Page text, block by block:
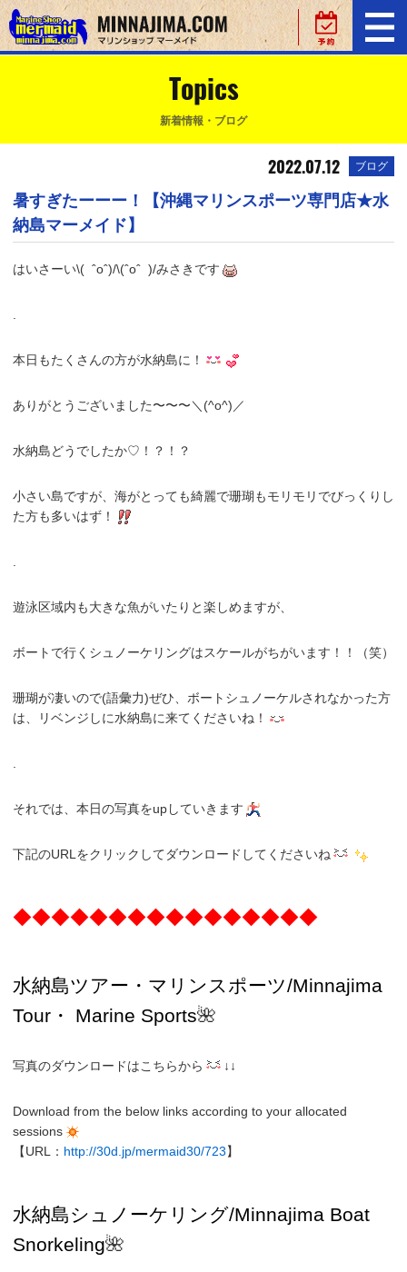
Topics
新着情報・ブログ
2022.07.12 ブログ
暑すぎたーーー！【沖縄マリンスポーツ専門店★水
納島マーメイド】
はいさーい\( ˆoˆ)/\(ˆoˆ )/みさきです
本日もたくさんの方が水納島に！
ありがとうございました〜〜〜＼(^o^)／
水納島どうでしたか♡！？！？
小さい島ですが、海がとっても綺麗で珊瑚もモリモリでびっくりし
た方も多いはず！
遊泳区域内も大きな魚がいたりと楽しめますが、
ボートで行くシュノーケリングはスケールがちがいます！！（笑）
珊瑚が凄いので(語彙力)ぜひ、ボートシュノーケルされなかった方
は、リベンジしに水納島に来てくださいね！
それでは、本日の写真をupしていきます
下記のURLをクリックしてダウンロードしてくださいね
◆◆◆◆◆◆◆◆◆◆◆◆◆◆◆◆
水納島ツアー・ マリンスポーツ/Minnajima
Tour・
Marine Sports🌺
写真のダウンロードはこちらから ↓↓
Download from the below links according to your allocated
sessions
【URL： http://30d.jp/mermaid30/723】
水納島シュノーケリング/Minnajima Boat
Snorkeling🌺